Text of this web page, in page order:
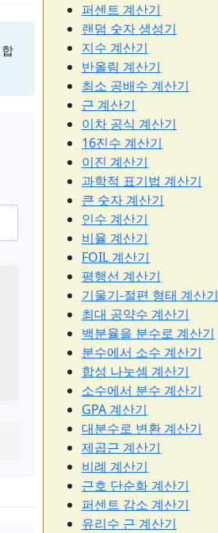
퍼센트 계산기
랜덤 숫자 생성기
지수 계산기
반올림 계산기
최소 공배수 계산기
근 계산기
이차 공식 계산기
16진수 계산기
이진 계산기
과학적 표기법 계산기
큰 숫자 계산기
인수 계산기
비율 계산기
FOIL 계산기
평행선 계산기
기울기-절편 형태 계산기
최대 공약수 계산기
백분율을 분수로 계산기
분수에서 소수 계산기
합성 나눗셈 계산기
소수에서 분수 계산기
GPA 계산기
대분수로 변환 계산기
제곱근 계산기
비례 계산기
근호 단순화 계산기
퍼센트 감소 계산기
유리수 근 계산기